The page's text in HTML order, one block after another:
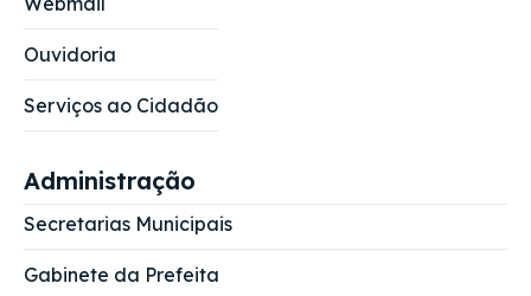
Ouvidoria
Serviços ao Cidadão
Administração
Secretarias Municipais
Gabinete da Prefeita